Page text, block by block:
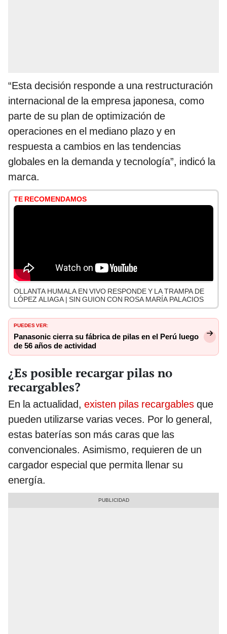
“Esta decisión responde a una restructuración
internacional de la empresa japonesa, como
parte de su plan de optimización de
operaciones en el mediano plazo y en
respuesta a cambios en las tendencias
globales en la demanda y tecnología”, indicó la
marca.
TE RECOMENDAMOS
OLLANTA HUMALA EN VIVO RESPONDE Y LA TRAMPA DE
LÓPEZ ALIAGA | SIN GUION CON ROSA MARÍA PALACIOS
PUEDES VER:
Panasonic cierra su fábrica de pilas en el Perú luego
de 56 años de actividad
¿Es posible recargar pilas no
recargables?
En la actualidad, existen pilas recargables que
pueden utilizarse varias veces. Por lo general,
estas baterías son más caras que las
convencionales. Asimismo, requieren de un
cargador especial que permita llenar su
energía.